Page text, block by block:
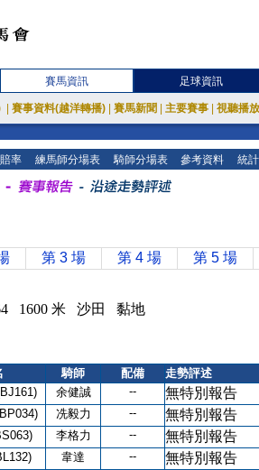
賽馬資訊 足球資訊
賽事資料(越洋轉播) 賽馬新聞 主要賽事 視聽播
率 練馬師分場表 騎師分場表 參考資料 統
第 3 場 第 4 場 第 5 場
1600 米 沙田 黏地
騎師 配備
走勢評述
余健誠 -- 無特別報告
冼毅力 -- 無特別報告
李格力 -- 無特別報告
韋達 -- 無特別報告